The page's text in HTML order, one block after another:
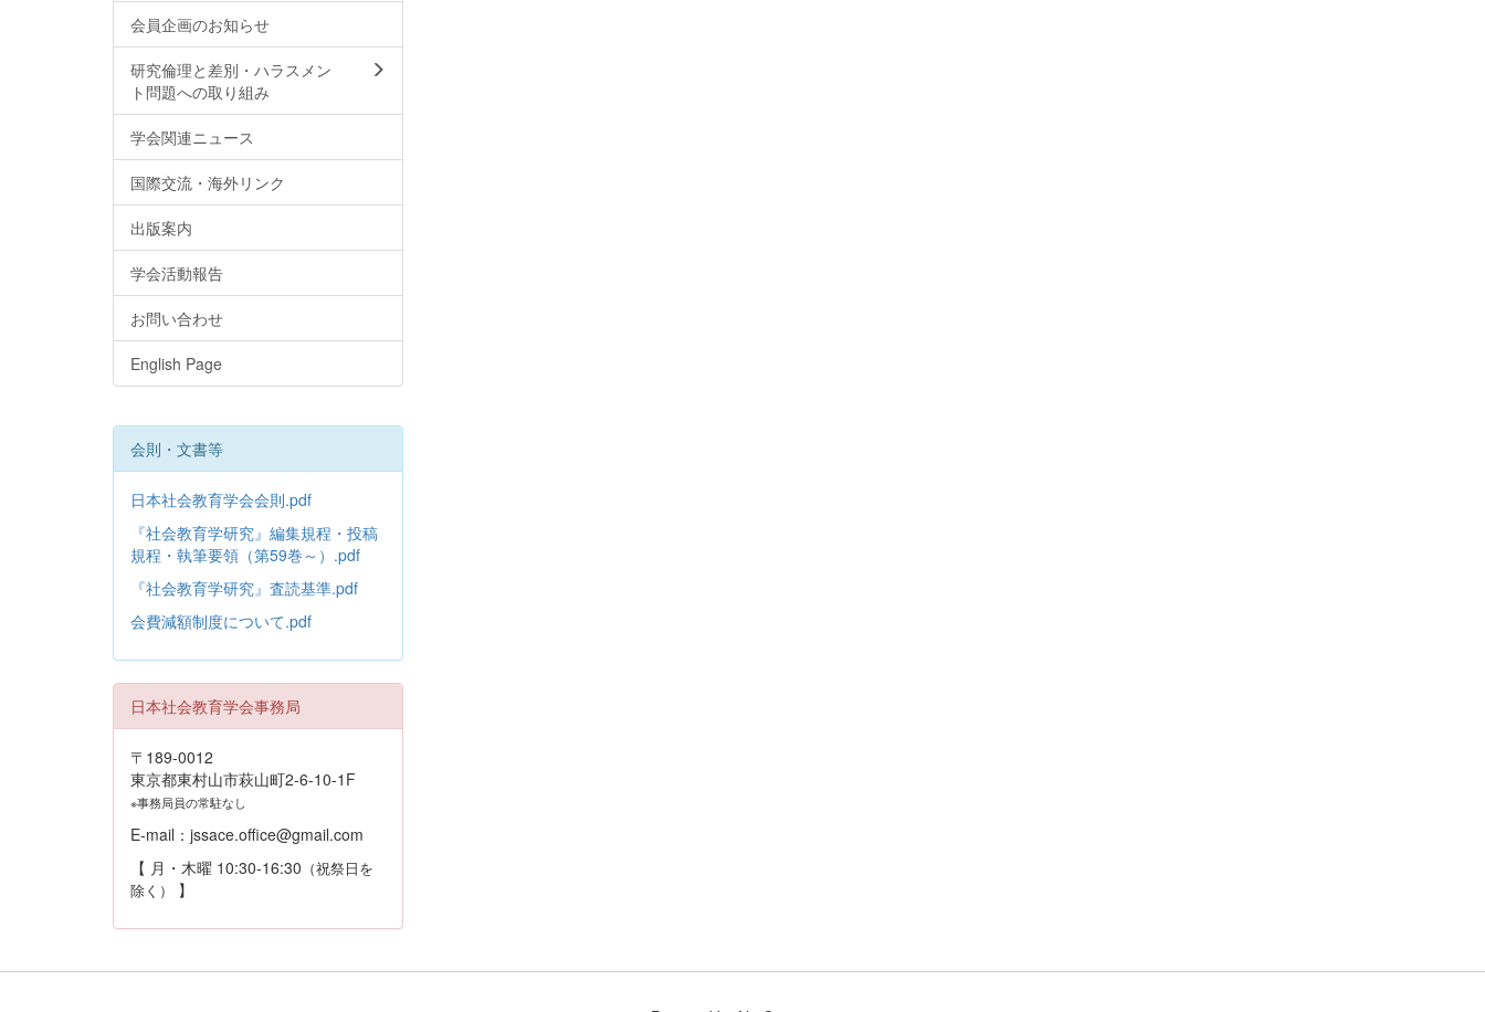
会員企画のお知らせ
研究倫理と差別・ハラスメン
ト問題への取り組み
学会関連ニュース
国際交流・海外リンク
出版案内
学会活動報告
お問い合わせ
English Page
会則・文書等
日本社会教育学会会則.pdf
『社会教育学研究』編集規程・投稿
規程・執筆要領（第59巻～）.pdf
『社会教育学研究』査読基準.pdf
会費減額制度について.pdf
日本社会教育学会事務局
〒189-0012
東京都東村山市萩山町2-6-10-1F
※事務局員の常駐なし
E-mail：jssace.office@gmail.com
【 月・木曜 10:30-16:30 （祝祭日を
除く）
】